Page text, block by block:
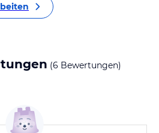
(6 Bewertungen)